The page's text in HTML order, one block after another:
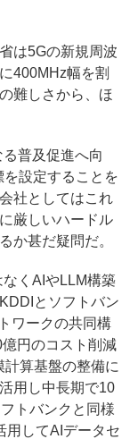
は5Gの新規周波
400MHz幅を割
難しさから、ほ
普及促進へ向
設定することを
社としてはこれ
厳しいハードル
か甚だ疑問だ。
くAIやLLM構築
とソフトバン
ワークの共同構
円のコスト削減
算基盤の整備に
用し中長期で10
トバンクと同様
用してAIデータセ